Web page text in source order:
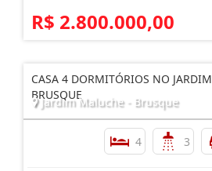
R$ 2.800.000,00
CASA 4 DORMITÓRIOS NO
BRUSQUE
Jardim Maluche - Brusque
4 3